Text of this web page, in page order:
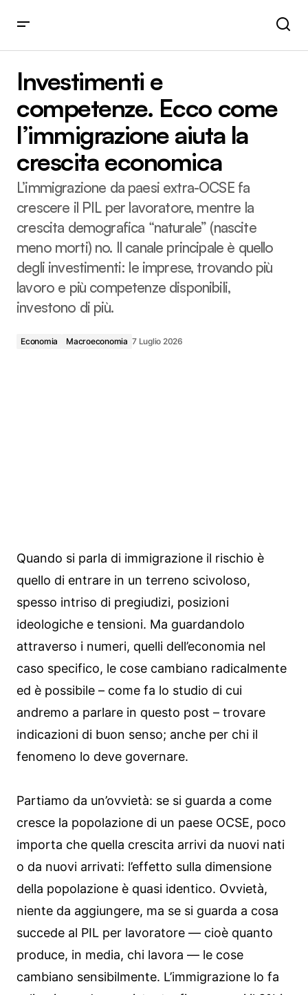
aiuta la crescita economica
Investimenti e
competenze. Ecco come
l’immigrazione aiuta la
crescita economica
L’immigrazione da paesi extra-OCSE fa
crescere il PIL per lavoratore, mentre la
crescita demografica “naturale” (nascite
meno morti) no. Il canale principale è quello
degli investimenti: le imprese, trovando più
lavoro e più competenze disponibili,
investono di più.
Economia Macroeconomia 7 Luglio 2026
Quando si parla di immigrazione il rischio è
quello di entrare in un terreno scivoloso,
spesso intriso di pregiudizi, posizioni
ideologiche e tensioni. Ma guardandolo
attraverso i numeri, quelli dell’economia nel
caso specifico, le cose cambiano radicalmente
ed è possibile – come fa lo studio di cui
andremo a parlare in questo post – trovare
indicazioni di buon senso; anche per chi il
fenomeno lo deve governare.
Partiamo da un’ovvietà: se si guarda a come
cresce la popolazione di un paese OCSE, poco
importa che quella crescita arrivi da nuovi nati
o da nuovi arrivati: l’effetto sulla dimensione
della popolazione è quasi identico. Ovvietà,
niente da aggiungere, ma se si guarda a cosa
succede al PIL per lavoratore — cioè quanto
produce, in media, chi lavora — le cose
cambiano sensibilmente. L’immigrazione lo fa